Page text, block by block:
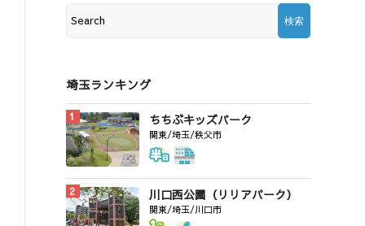
埼玉ランキング
ちちぶキッズパーク
関東/埼玉/秩父市
川口西公園（リリアパーク）
関東/埼玉/川口市